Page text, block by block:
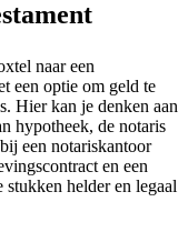
naar een
een optie om geld te
Hier kan je denken aan
hypotheek, de notaris
een notariskantoor
en een
helder en legaal